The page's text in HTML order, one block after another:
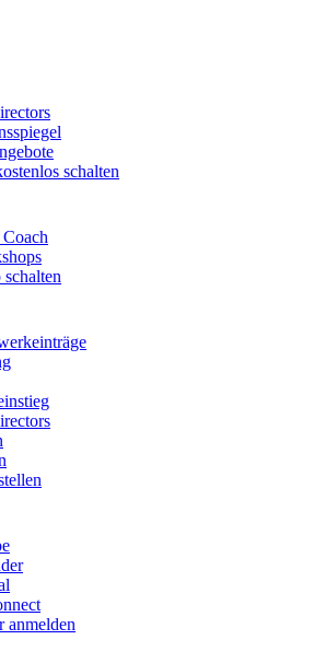
schalten
anmelden